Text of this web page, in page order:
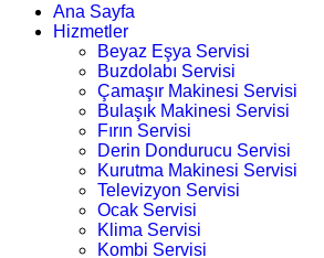
Ana Sayfa
Hizmetler
Beyaz Eşya Servisi
Buzdolabı Servisi
Çamaşır Makinesi Servisi
Bulaşık Makinesi Servisi
Fırın Servisi
Derin Dondurucu Servisi
Kurutma Makinesi Servisi
Televizyon Servisi
Ocak Servisi
Klima Servisi
Kombi Servisi